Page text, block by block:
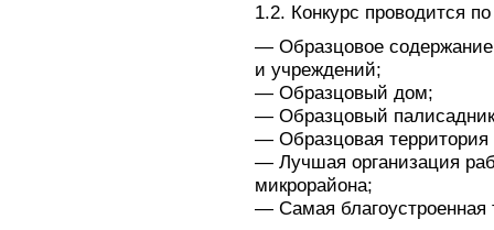
1.2. Конкурс проводится
— Образцовое
и учреждений;
— Образцовый дом;
— Образцовый
— Образцовая территория
— Лучшая организация
микрорайона;
— Самая благоустроенная